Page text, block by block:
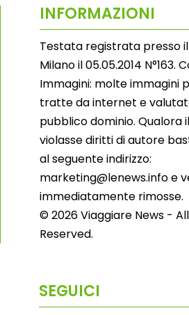
INFORMAZIONI
Testata registrata presso
Milano il 05.05.2014 N°163.
Immagini: molte immagini
tratte da internet e
pubblico dominio. Qualora
violasse diritti di autore
al seguente indirizzo:
marketing@lenews.info e
immediatamente rimosse.
© 2026 Viaggiare News -
Reserved.
SEGUICI